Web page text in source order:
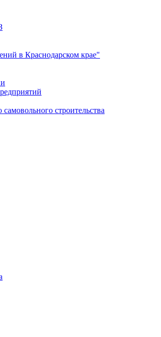
в Краснодарском крае"
строительства